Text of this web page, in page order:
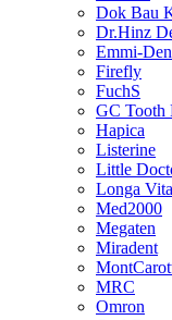
Dok Bau
Dr.Hinz
Emmi-
Firefly
FuchS
GC Tooth
Hapica
Listerine
Little
Longa Vita
Med2000
Megaten
Miradent
MRC
Omron